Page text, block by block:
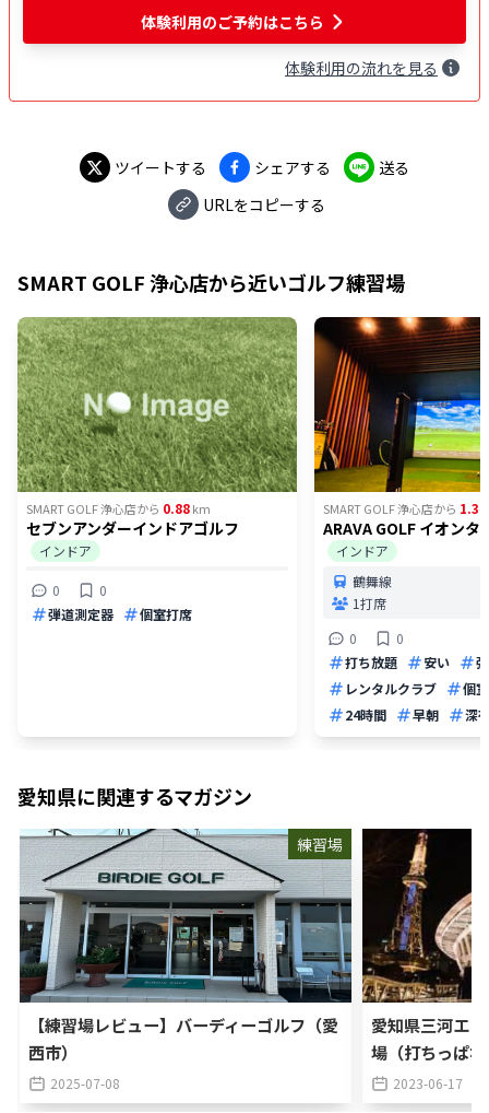
体験利用のご予約はこちら
体験利用の流れを見る
ツイートする シェアする
送る
URLをコピーする
SMART GOLF 浄心店から近いゴルフ練習場
SMART GOLF 浄心店から 0.88km
セブンアンダーインドアゴルフ
インドア
0
0
弾道測定器
個室打席
SMART GOLF 浄心店から 1.37
ARAVA GOLF イオンタ
インドア
鶴舞線
1打席
0
0
打ち放題
安い
レンタルクラブ
個
24時間
早朝 深
愛知県に関連するマガジン
練習場
【練習場レビュー】バーディーゴルフ（愛
西市）
2025-07-08
愛知県三河エ
場（打ちっぱ
2023-06-17